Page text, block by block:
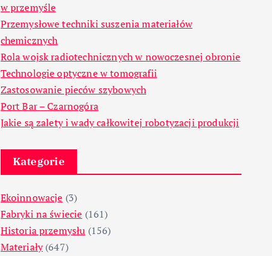
w przemyśle
Przemysłowe techniki suszenia materiałów
chemicznych
Rola wojsk radiotechnicznych w nowoczesnej obronie
Technologie optyczne w tomografii
Zastosowanie pieców szybowych
Port Bar – Czarnogóra
Jakie są zalety i wady całkowitej robotyzacji produkcji
Kategorie
Ekoinnowacje (3)
Fabryki na świecie (161)
Historia przemysłu (156)
Materiały(647)